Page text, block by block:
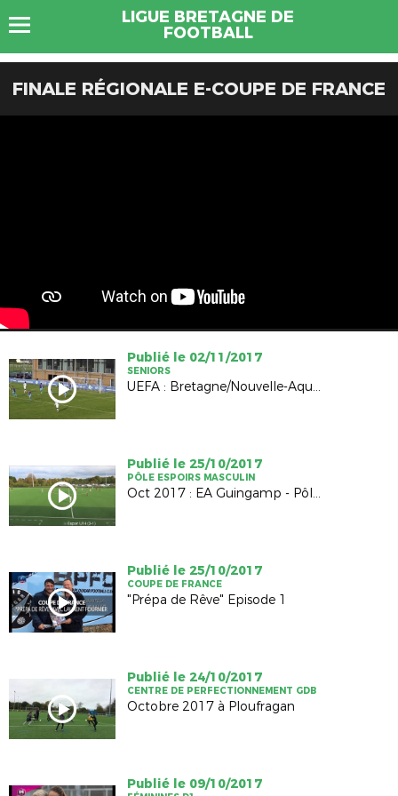
LIGUE BRETAGNE DE
FOOTBALL
FINALE RÉGIONALE E-COUPE DE FRANCE
Publié le 02/11/2017
SENIORS
UEFA : Bretagne/Nouvelle-Aquitaine (0-1)
Publié le 25/10/2017
PÔLE ESPOIRS MASCULIN
Oct 2017 : EA Guingamp - Pôle Espoirs
Publié le 25/10/2017
COUPE DE FRANCE
"Prépa de Rêve" Episode 1
Publié le 24/10/2017
CENTRE DE PERFECTIONNEMENT GDB
Octobre 2017 à Ploufragan
Publié le 09/10/2017